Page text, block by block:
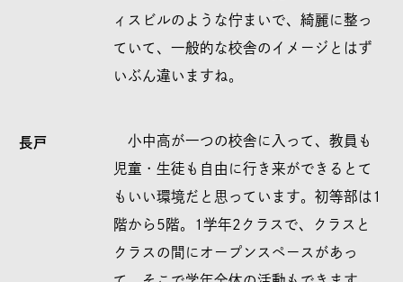
ィスビルのような佇まいで、綺麗に整っ
ていて、一般的な校舎のイメージとはず
いぶん違いますね。
長戸
小中高が一つの校舎に入って、教員も
児童・生徒も自由に行き来ができるとて
もいい環境だと思っています。初等部は1
階から5階。1学年2クラスで、クラスと
クラスの間にオープンスペースがあっ